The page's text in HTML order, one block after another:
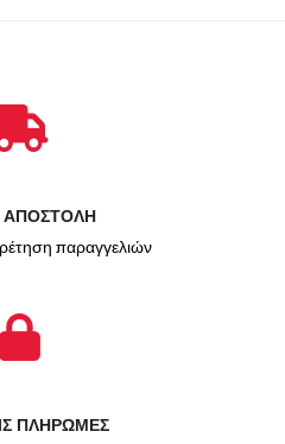
ΑΠΟΣΤΟΛΗ
παραγγελιών
ΠΛΗΡΩΜΕΣ